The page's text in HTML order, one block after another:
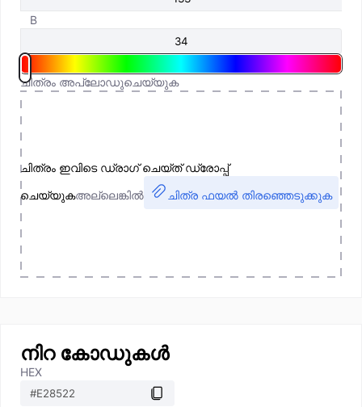
B
ചിത്രം അപ്‌ലോഡുചെയ്യുക
ചിത്രം ഇവിടെ ഡ്രാഗ് ചെയ്ത് ഡ്രോപ്പ്
ചെയ്യുകഅല്ലെങ്കിൽ ചിത്ര ഫയൽ തിരഞ്ഞെടുക്കുക
നിറ കോഡുകൾ
HEX